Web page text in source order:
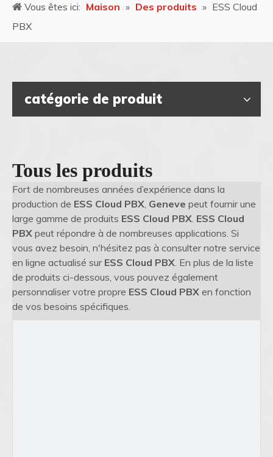
Vous êtes ici: Maison » Des produits » ESS Cloud
PBX
catégorie de produit
Tous les produits
Fort de nombreuses années d’expérience dans la
production de ESS Cloud PBX, Geneve peut fournir une
large gamme de produits ESS Cloud PBX. ESS Cloud
PBX peut répondre à de nombreuses applications. Si
vous avez besoin, n'hésitez pas à consulter notre service
en ligne actualisé sur ESS Cloud PBX. En plus de la liste
de produits ci-dessous, vous pouvez également
personnaliser votre propre ESS Cloud PBX en fonction
de vos besoins spécifiques.